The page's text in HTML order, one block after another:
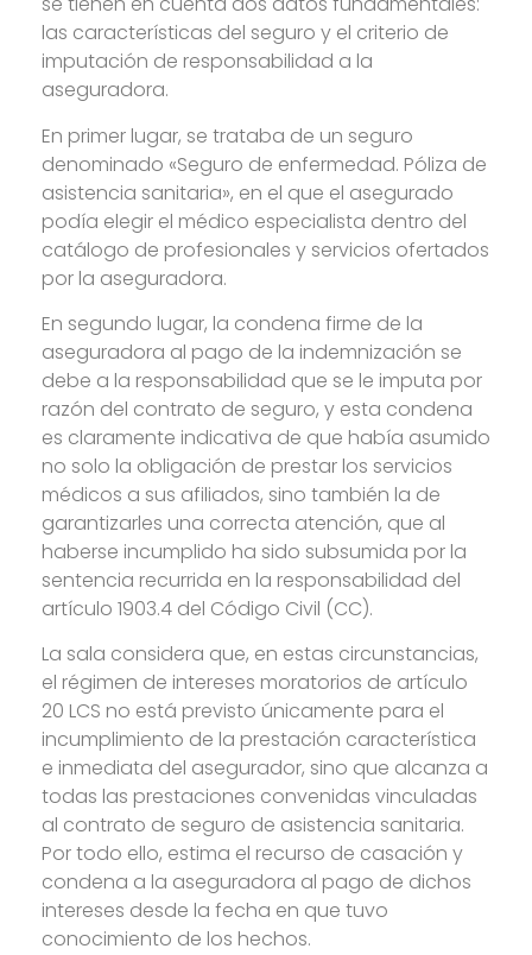
las características del seguro y el criterio de
imputación de responsabilidad a la
aseguradora.
En primer lugar, se trataba de un seguro
denominado «Seguro de enfermedad. Póliza de
asistencia sanitaria», en el que el asegurado
podía elegir el médico especialista dentro del
catálogo de profesionales y servicios ofertados
por la aseguradora.
En segundo lugar, la condena firme de la
aseguradora al pago de la indemnización se
debe a la responsabilidad que se le imputa por
razón del contrato de seguro, y esta condena
es claramente indicativa de que había asumido
no solo la obligación de prestar los servicios
médicos a sus afiliados, sino también la de
garantizarles una correcta atención, que al
haberse incumplido ha sido subsumida por la
sentencia recurrida en la responsabilidad del
artículo 1903.4 del Código Civil (CC).
La sala considera que, en estas circunstancias,
el régimen de intereses moratorios de artículo
20 LCS no está previsto únicamente para el
incumplimiento de la prestación característica
e inmediata del asegurador, sino que alcanza a
todas las prestaciones convenidas vinculadas
al contrato de seguro de asistencia sanitaria.
Por todo ello, estima el recurso de casación y
condena a la aseguradora al pago de dichos
intereses desde la fecha en que tuvo
conocimiento de los hechos.